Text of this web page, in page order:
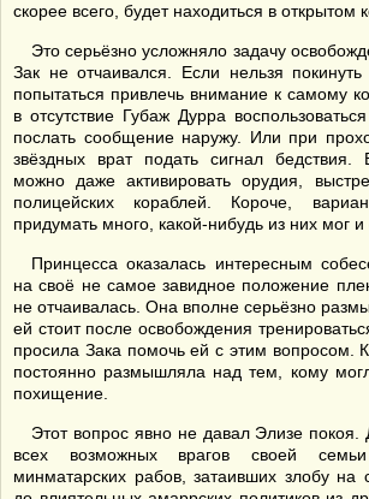
скорее всего, будет находиться в открытом
Это серьёзно усложняло задачу
Зак не отчаивался. Если нельзя
попытаться привлечь внимание к самому
в отсутствие Губаж Дурра
послать сообщение наружу. Или при
звёздных врат подать сигнал бедствия.
можно даже активировать орудия,
полицейских кораблей. Короче,
придумать много, какой-нибудь из них мог и
Принцесса оказалась интересным
на своё не самое завидное положение
не отчаивалась. Она вполне серьёзно
ей стоит после освобождения
просила Зака помочь ей с этим вопросом.
постоянно размышляла над тем, кому
похищение.
Этот вопрос явно не давал Элизе покоя.
всех возможных врагов своей
минматарских рабов, затаивших злобу на